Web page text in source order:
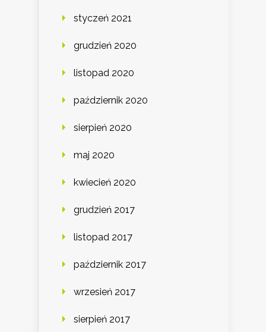
styczeń 2021
grudzień 2020
listopad 2020
październik 2020
sierpień 2020
maj 2020
kwiecień 2020
grudzień 2017
listopad 2017
październik 2017
wrzesień 2017
sierpień 2017